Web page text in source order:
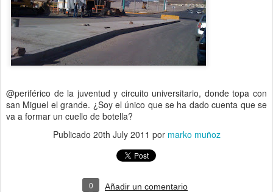
@periférico de la juventud y circuito universitario, donde topa con
san Miguel el grande. ¿Soy el único que se ha dado cuenta que se
va a formar un cuello de botella?
Publicado 20th July 2011 por marko muñoz
0 Añadir un comentario